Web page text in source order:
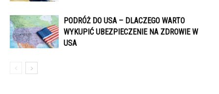
PODRÓŻ DO USA – DLACZEGO WARTO
WYKUPIĆ UBEZPIECZENIE NA ZDROWIE W
USA